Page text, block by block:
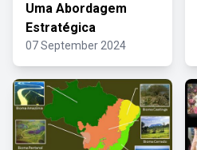
Uma Abordagem
Estratégica
07 September 2024